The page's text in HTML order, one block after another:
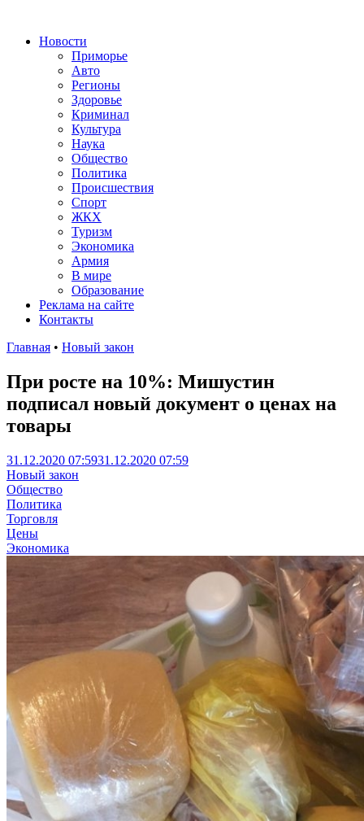
Новости
Приморье
Авто
Регионы
Здоровье
Криминал
Культура
Наука
Общество
Политика
Происшествия
Спорт
ЖКХ
Туризм
Экономика
Армия
В мире
Образование
Реклама на сайте
Контакты
Главная • Новый закон
При росте на 10%: Мишустин
подписал новый документ о ценах на
товары
31.12.2020 07:5931.12.2020 07:59
Новый закон
Общество
Политика
Торговля
Цены
Экономика